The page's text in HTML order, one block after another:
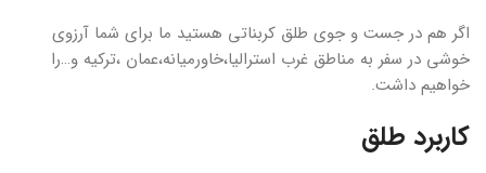
اگر هم در جست و جوی طلق کربناتی هستید ما برای شما آرزوی
خوشی در سفر به مناطق غرب استرالیا،خاورمیانه،عمان ،ترکیه و…را
خواهیم داشت.
کاربرد طلق